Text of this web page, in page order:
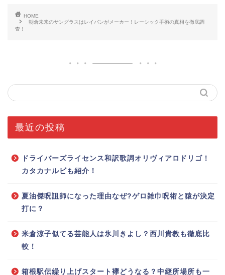
HOME
朝倉未来のサングラスはレイバンがメーカー！レーシック手術の真相を徹底調
査！
最近の投稿
ドライバーズライセンス和訳歌詞オリヴィアロドリゴ！
カタカナルビも紹介！
夏油傑呪詛師になった理由なぜ?ゲロ雑巾呪術と猿が決定
打に？
米倉涼子似てる芸能人は氷川きよし？西川貴教も徹底比
較！
箱根駅伝繰り上げスタート襷どうなる？中継所場所も一